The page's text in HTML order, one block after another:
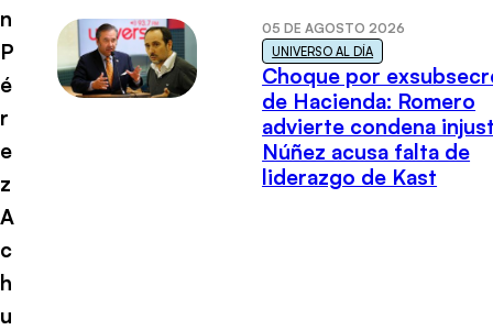
n
P
é
r
e
z
A
c
h
u
05 DE AGOSTO 2026
UNIVERSO AL DÍA
Choque por
de Hacienda: Romero
advierte condena
Núñez acusa falta de
liderazgo de Kast